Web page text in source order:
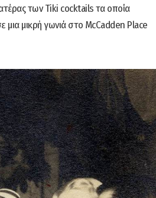
των Tiki cocktails τα οποία
μικρή γωνιά στο McCadden Place